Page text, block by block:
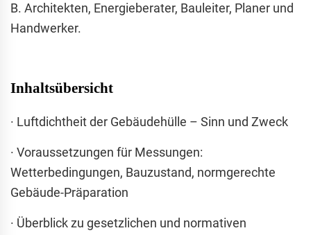
B. Architekten, Energieberater, Bauleiter, Planer und
Handwerker.
Inhaltsübersicht
· Luftdichtheit der Gebäudehülle – Sinn und Zweck
· Voraussetzungen für Messungen:
Wetterbedingungen, Bauzustand, normgerechte
Gebäude-Präparation
· Überblick zu gesetzlichen und normativen